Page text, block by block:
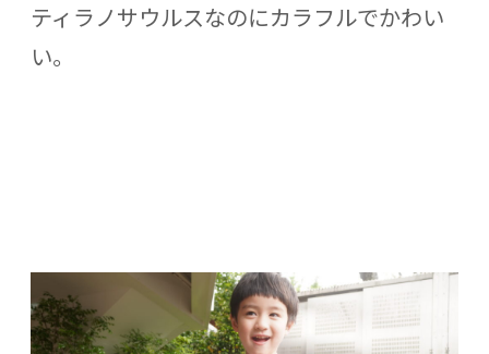
ティラノサウルスなのにカラフルでかわい
い。